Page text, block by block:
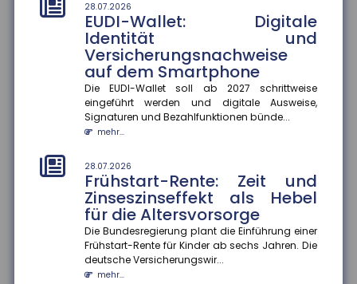
28.07.2026
EUDI-Wallet: Digitale
Identität und
Versicherungsnachweise
auf dem Smartphone
Die EUDI-Wallet soll ab 2027 schrittweise
eingeführt werden und digitale Ausweise,
Signaturen und Bezahlfunktionen bünde...
mehr...
28.07.2026
Frühstart-Rente: Zeit und
Zinseszinseffekt als Hebel
für die Altersvorsorge
Die Bundesregierung plant die Einführung einer
Frühstart-Rente für Kinder ab sechs Jahren. Die
deutsche Versicherungswir...
mehr...
28.07.2026
Berufliche Mobilität: Immer
mehr Beschäftigte wechseln
den Beruf
Der Anteil der Beschäftigten, die innerhalb eines
Jahres ihren Beruf wechseln, ist zwischen 2013 und
2024 um 13 Prozentp...
mehr...
28.07.2026
Geschlechterspezifische
Mobilität: Wie Umzüge
Karrierechancen beeinflussen
Paare, die umziehen, stehen oft vor der
Herausforderung, berufliche Kompromisse eingehen
zu müssen. Eine aktuelle Studie...
mehr...